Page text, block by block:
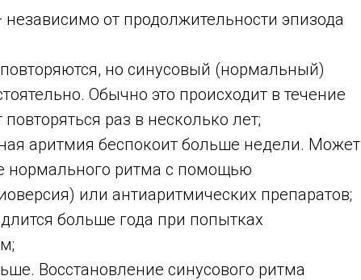
от продолжительности эпизода
но синусовый (нормальный)
Обычно это происходит в течение
раз в несколько лет;
аритмия беспокоит больше недели. Может
нормального ритма с помощью
или антиаритмических препаратов;
больше года при попытках
Восстановление синусового ритма